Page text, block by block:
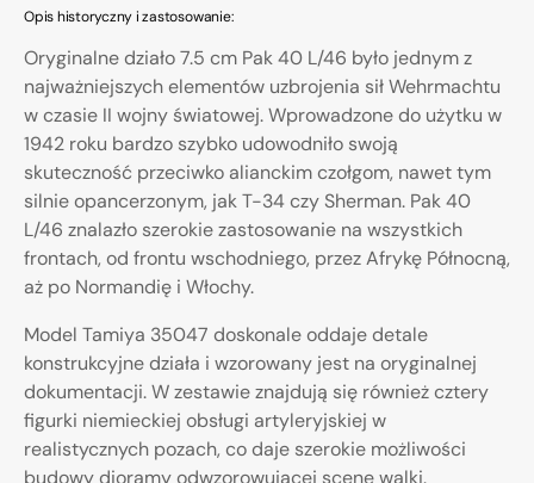
Opis historyczny i zastosowanie:
Oryginalne działo 7.5 cm Pak 40 L/46 było jednym z
najważniejszych elementów uzbrojenia sił Wehrmachtu
w czasie II wojny światowej. Wprowadzone do użytku w
1942 roku bardzo szybko udowodniło swoją
skuteczność przeciwko alianckim czołgom, nawet tym
silnie opancerzonym, jak T-34 czy Sherman. Pak 40
L/46 znalazło szerokie zastosowanie na wszystkich
frontach, od frontu wschodniego, przez Afrykę Północną,
aż po Normandię i Włochy.
Model Tamiya 35047 doskonale oddaje detale
konstrukcyjne działa i wzorowany jest na oryginalnej
dokumentacji. W zestawie znajdują się również cztery
figurki niemieckiej obsługi artyleryjskiej w
realistycznych pozach, co daje szerokie możliwości